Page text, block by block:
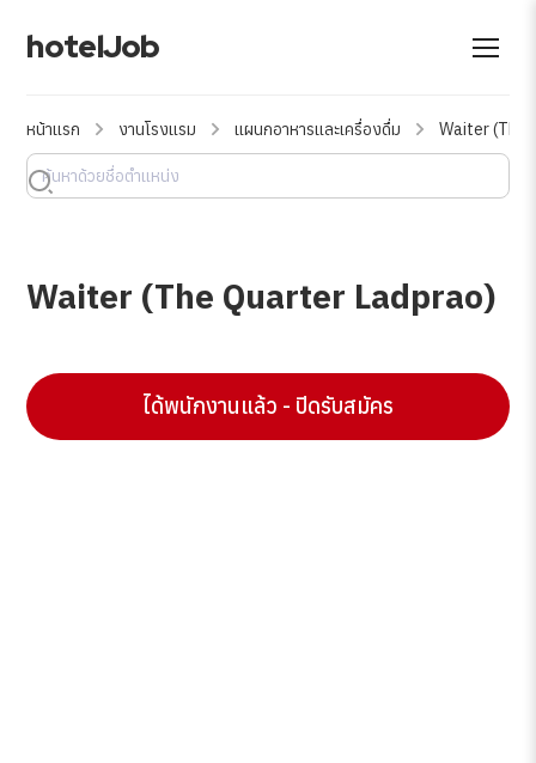
hotelJob
หน้าแรก งานโรงแรม แผนกอาหารและเครื่องดื่ม Waiter (The
Waiter (The Quarter Ladprao)
ได้พนักงานแล้ว - ปิดรับสมัคร